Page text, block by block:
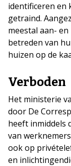
identificeren en
getraind.
meestal aan-
betreden van
huizen op de
Verboden
Het ministerie
door De
heeft inmiddels
van
ook op
en